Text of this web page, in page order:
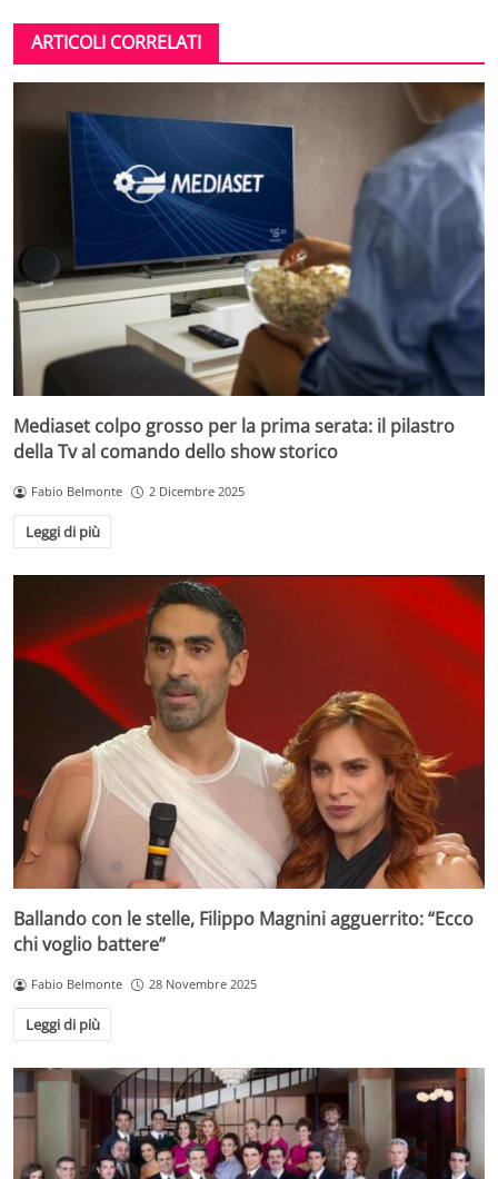
ARTICOLI CORRELATI
Mediaset colpo grosso per la prima serata: il pilastro
della Tv al comando dello show storico
Fabio Belmonte 2 Dicembre 2025
Leggi di più
Ballando con le stelle, Filippo Magnini agguerrito: “Ecco
chi voglio battere”
Fabio Belmonte 28 Novembre 2025
Leggi di più